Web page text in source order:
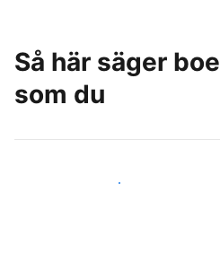
Så här säger
som du
Anslut dig till andra värdar